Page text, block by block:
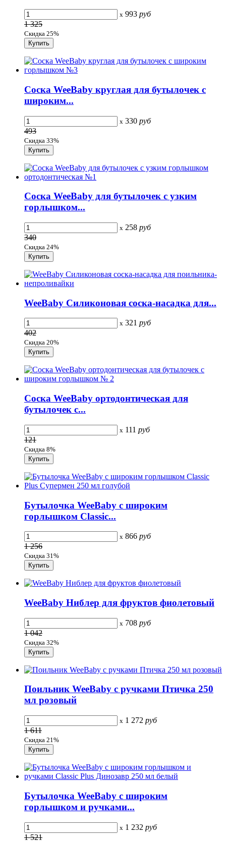
x 993 руб
1 325
Скидка 25%
Соска WeeBaby круглая для бутылочек с
широким...
x 330 руб
493
Скидка 33%
Соска WeeBaby для бутылочек с узким
горлышком...
x 258 руб
340
Скидка 24%
WeeBaby Силиконовая соска-насадка для...
x 321 руб
402
Скидка 20%
Соска WeeBaby ортодонтическая для
бутылочек с...
x 111 руб
121
Скидка 8%
Бутылочка WeeBaby с широким
горлышком Classic...
x 866 руб
1 256
Скидка 31%
WeeBaby Ниблер для фруктов фиолетовый
x 708 руб
1 042
Скидка 32%
Поильник WeeBaby с ручками Птичка 250
мл розовый
x 1 272 руб
1 611
Скидка 21%
Бутылочка WeeBaby с широким
горлышком и ручками...
x 1 232 руб
1 521